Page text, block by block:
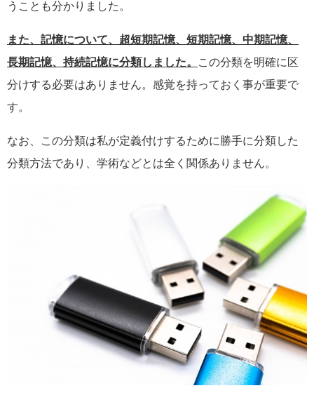
うことも分かりました。
また、記憶について、超短期記憶、短期記憶、中期記憶、
長期記憶、持続記憶に分類しました。 この分類を明確に区
分けする必要はありません。感覚を持っておく事が重要で
す。
なお、この分類は私が定義付けするために勝手に分類した
分類方法であり、学術などとは全く関係ありません。